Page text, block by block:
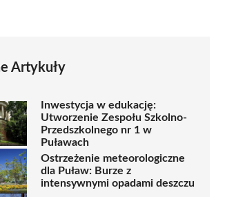
Artykuły
Inwestycja w edukację:
Utworzenie Zespołu Szkolno-
Przedszkolnego nr 1 w
Puławach
Ostrzeżenie meteorologiczne
dla Puław: Burze z
intensywnymi opadami deszczu